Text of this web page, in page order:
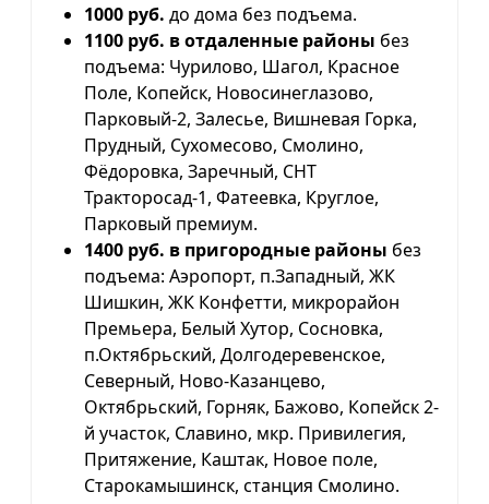
1000 руб. до дома без подъема.
1100 руб. в отдаленные районы без
подъема: Чурилово, Шагол, Красное
Поле, Копейск, Новосинеглазово,
Парковый-2, Залесье, Вишневая Горка,
Прудный, Сухомесово, Смолино,
Фёдоровка, Заречный, СНТ
Тракторосад-1, Фатеевка, Круглое,
Парковый премиум.
1400 руб. в пригородные районы без
подъема: Аэропорт, п.Западный, ЖК
Шишкин, ЖК Конфетти, микрорайон
Премьера, Белый Хутор, Сосновка,
п.Октябрьский, Долгодеревенское,
Северный, Ново-Казанцево,
Октябрьский, Горняк, Бажово, Копейск 2-
й участок, Славино, мкр. Привилегия,
Притяжение, Каштак, Новое поле,
Старокамышинск, станция Смолино.